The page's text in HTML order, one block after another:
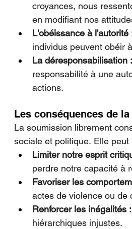
croyances, nous
en modifiant nos
L'obéissance à l'autorité
individus peuvent obéir
La déresponsabilisation :
responsabilité à une
actions.
Les conséquences de
La soumission librement
sociale et politique. Elle peut
Limiter notre esprit
perdre notre capacité à
Favoriser les
actes de violence ou de
Renforcer les inégalités :
hiérarchiques injustes.